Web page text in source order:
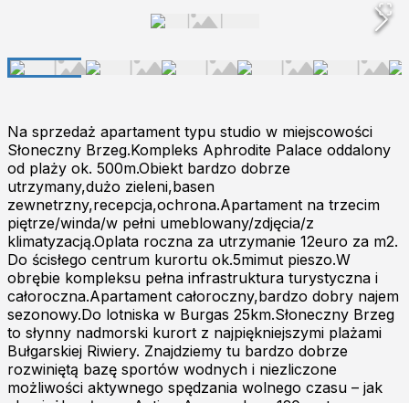
Na sprzedaż apartament typu studio w miejscowości
Słoneczny Brzeg.Kompleks Aphrodite Palace oddalony
od plaży ok. 500m.Obiekt bardzo dobrze
utrzymany,dużo zieleni,basen
zewnetrzny,recepcja,ochrona.Apartament na trzecim
piętrze/winda/w pełni umeblowany/zdjęcia/z
klimatyzacją.Oplata roczna za utrzymanie 12euro za m2.
Do ścisłego centrum kurortu ok.5mimut pieszo.W
obrębie kompleksu pełna infrastruktura turystyczna i
całoroczna.Apartament całoroczny,bardzo dobry najem
sezonowy.Do lotniska w Burgas 25km.Słoneczny Brzeg
to słynny nadmorski kurort z najpiękniejszymi plażami
Bułgarskiej Riwiery. Znajdziemy tu bardzo dobrze
rozwiniętą bazę sportów wodnych i niezliczone
możliwości aktywnego spędzania wolnego czasu – jak